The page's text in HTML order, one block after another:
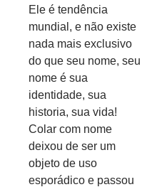
Ele é tendência
mundial, e não existe
nada mais exclusivo
do que seu nome, seu
nome é sua
identidade, sua
historia, sua vida!
Colar com nome
deixou de ser um
objeto de uso
esporádico e passou